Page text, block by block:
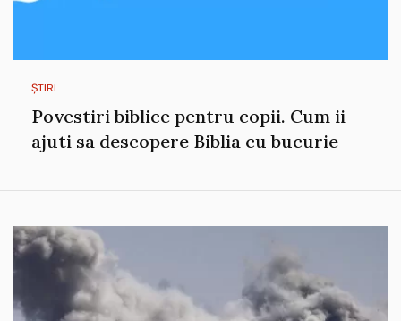
ȘTIRI
Povestiri biblice pentru copii. Cum ii
ajuti sa descopere Biblia cu bucurie